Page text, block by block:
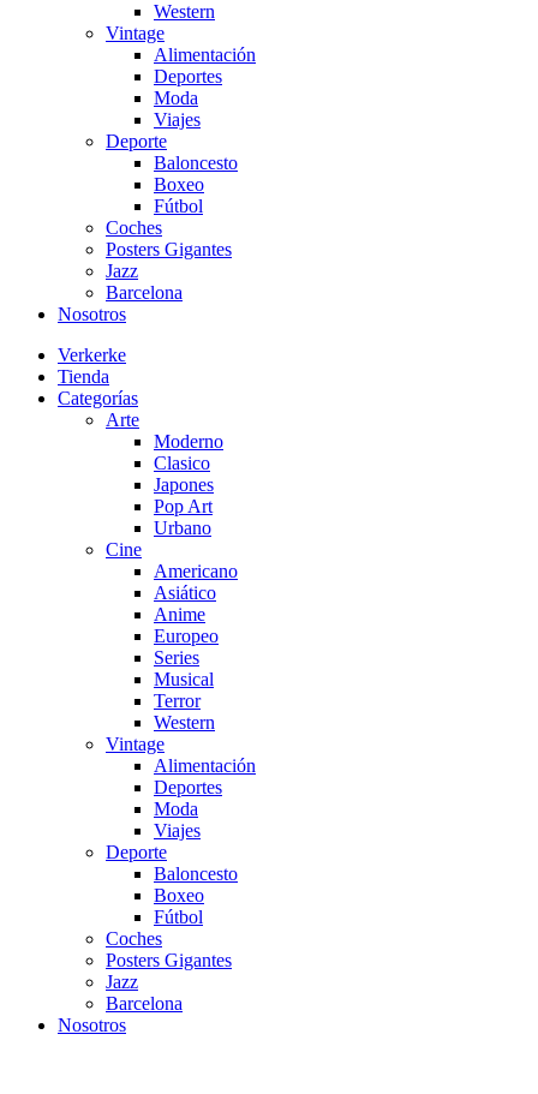
Western
Vintage
Alimentación
Deportes
Moda
Viajes
Deporte
Baloncesto
Boxeo
Fútbol
Coches
Posters Gigantes
Jazz
Barcelona
Nosotros
Verkerke
Tienda
Categorías
Arte
Moderno
Clasico
Japones
Pop Art
Urbano
Cine
Americano
Asiático
Anime
Europeo
Series
Musical
Terror
Western
Vintage
Alimentación
Deportes
Moda
Viajes
Deporte
Baloncesto
Boxeo
Fútbol
Coches
Posters Gigantes
Jazz
Barcelona
Nosotros